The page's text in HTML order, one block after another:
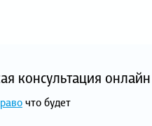
консультация
что будет